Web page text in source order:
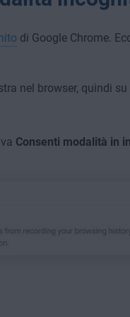
di Google Chrome.
nel browser, quindi su
Consenti modalità in